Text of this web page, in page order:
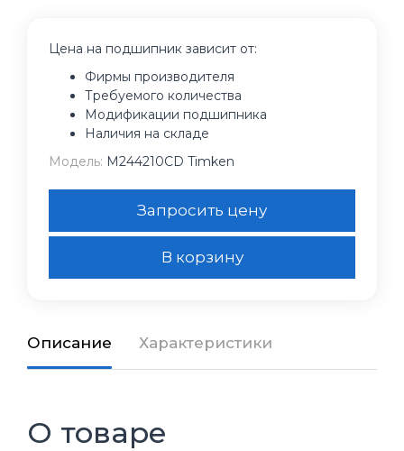
Цена на подшипник зависит от:
Фирмы производителя
Требуемого количества
Модификации подшипника
Наличия на складе
Модель: M244210CD Timken
Запросить цену
В корзину
Описание Характеристики
О товаре